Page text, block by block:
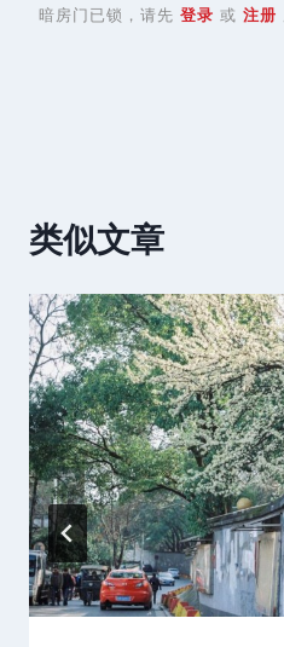
暗房门已锁，请先 登录 或 注册
类似文章